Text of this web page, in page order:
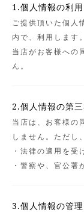
1.個人情報の利用
ご提供頂いた個人
内で、利用します。
当店がお客様への
ん。
2.個人情報の第
当店は、お客様の
しません。ただし
・法律の適用を受
・警察や、官公署
3.個人情報の管